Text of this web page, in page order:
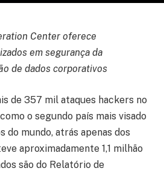
Center oferece
em segurança da
de dados corporativos
de 357 mil ataques hackers no
o segundo país mais visado
do mundo, atrás apenas dos
aproximadamente 1,1 milhão
são do Relatório de